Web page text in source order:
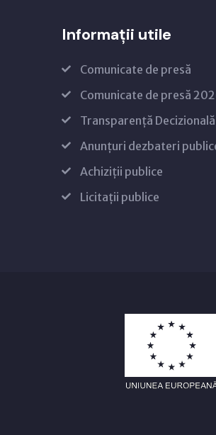
Informații utile
Comunicate de presă
Comunicate de presă
Transparență Decizională
Anunțuri dezbateri
Achiziții publice
Licitații publice